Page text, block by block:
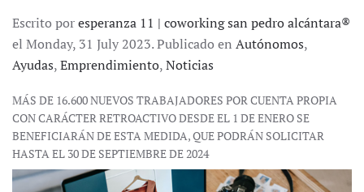
Escrito poresperanza 11 | coworking san pedro alcántara®
el Monday, 31 July 2023. Publicado en Autónomos,
Ayudas,Emprendimiento,Noticias
MÁS DE 16.600 NUEVOS TRABAJADORES POR CUENTA PROPIA
CON CARÁCTER RETROACTIVO DESDE EL 1 DE ENERO SE
BENEFICIARÁN DE ESTA MEDIDA, QUE PODRÁN SOLICITAR
HASTA EL 30 DE SEPTIEMBRE DE 2024